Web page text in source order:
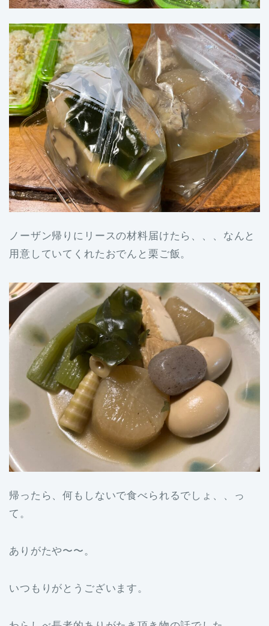
ノーザン帰りにリースの材料届けたら、、、なんと
用意していてくれたおでんと栗ご飯。
帰ったら、何もしないで食べられるでしょ、、っ
て。
ありがたや〜〜。
いつもりがとうございます。